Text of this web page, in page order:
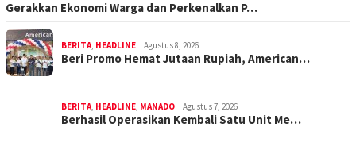
Gerakkan Ekonomi Warga dan Perkenalkan P…
BERITA, HEADLINE Agustus 8, 2026
Beri Promo Hemat Jutaan Rupiah, American…
BERITA, HEADLINE, MANADO Agustus 7, 2026
Berhasil Operasikan Kembali Satu Unit Me…